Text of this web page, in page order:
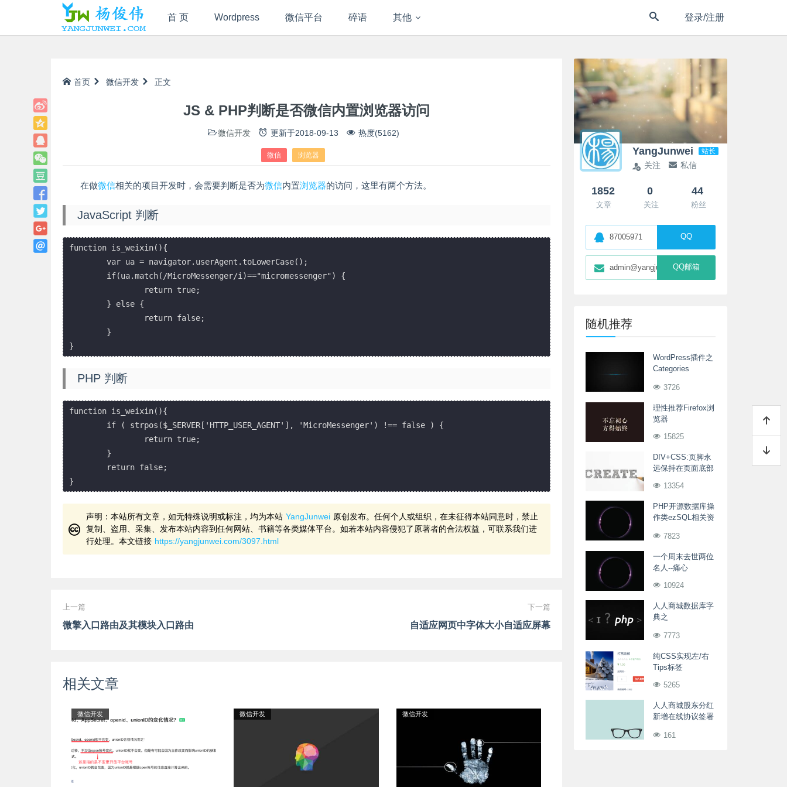
首 页 Wordpress 微信平台 碎语 其他 登录/注册
首页 微信开发 正文
JS & PHP判断是否微信内置浏览器访问
微信开发 更新于2018-09-13 热度(5162)
微信 浏览器
在做微信相关的项目开发时，会需要判断是否为微信内置浏览器的访问，这里有两个方法。
JavaScript 判断
function is_weixin(){
PHP 判断
function is_weixin(){
声明：本站所有文章，如无特殊说明或标注，均为本站 YangJunwei 原创发布。任何个人或组织，在未征得本站同意时，禁止
复制、盗用、采集、发布本站内容到任何网站、书籍等各类媒体平台。如若本站内容侵犯了原著者的合法权益，可联系我们进
行处理。本文链接 https://yangjunwei.com/3097.html
上一篇
微擎入口路由及其模块入口路由
下一篇
自适应网页中字体大小自适应屏幕
相关文章
微信开发 微信开发 微信开发
YangJunwei 站长
关注 私信
1852
文章
0
关注
44
粉丝
87005971 QQ
admin@yangjunwei.com
QQ邮箱
随机推荐
WordPress插件之
Categories
图片3726
理性推荐Firefox浏
览器
15825
DIV+CSS:页脚永
远保持在页面底部
13354
PHP开源数据库操
作类ezSQL相关资
7823
一个周末去世两位
名人--痛心
10924
人人商城数据库字
典之
商城会员级别表
7773
纯CSS实现左/右
Tips标签
5265
人人商城股东分红
新增在线协议签署
161